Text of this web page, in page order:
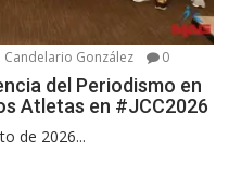
Candelario González 0
del Periodismo en
Atletas en #JCC2026
de 2026...